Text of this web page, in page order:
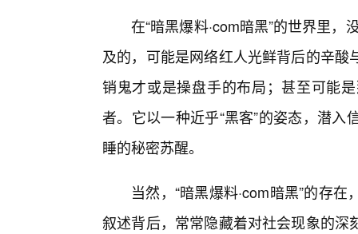
在“暗黑爆料·com暗黑”的世界里，
及的，可能是网络红人光鲜背后的辛
销鬼才或是操盘手的布局；甚至可能
者。它以一种近乎“黑客”的姿态，潜
睡的秘密苏醒。
当然，“暗黑爆料·com暗黑”的存
叙述背后，常常隐藏着对社会现象的